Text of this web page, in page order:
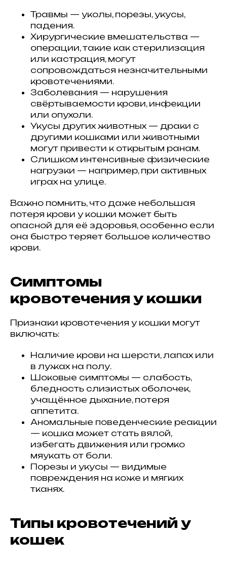
Травмы — уколы, порезы, укусы,
падения.
Хирургические вмешательства —
операции, такие как стерилизация
или кастрация, могут
сопровождаться незначительными
кровотечениями.
Заболевания — нарушения
свёртываемости крови, инфекции
или опухоли.
Укусы других животных — драки с
другими кошками или животными
могут привести к открытым ранам.
Слишком интенсивные физические
нагрузки — например, при активных
играх на улице.
Важно помнить, что даже небольшая
потеря крови у кошки может быть
опасной для её здоровья, особенно если
она быстро теряет большое количество
крови.
Симптомы
кровотечения у кошки
Признаки кровотечения у кошки могут
включать:
Наличие крови на шерсти, лапах или
в лужах на полу.
Шоковые симптомы — слабость,
бледность слизистых оболочек,
учащённое дыхание, потеря
аппетита.
Аномальные поведенческие реакции
— кошка может стать вялой,
избегать движения или громко
мяукать от боли.
Порезы и укусы — видимые
повреждения на коже и мягких
тканях.
Типы кровотечений у
кошек